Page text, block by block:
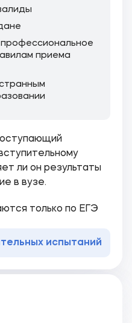
приема
ли он результаты
в вузе.
только по ЕГЭ
испытаний